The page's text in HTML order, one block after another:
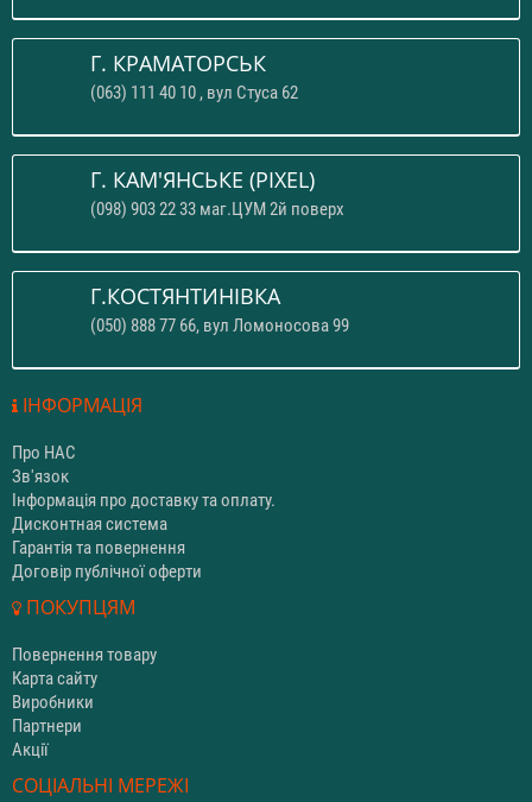
Г. КРАМАТОРСЬК
(063) 111 40 10 , вул Стуса 62
Г. КАМ'ЯНСЬКЕ (PIXEL)
(098) 903 22 33 маг.ЦУМ 2й поверх
Г.КОСТЯНТИНІВКА
(050) 888 77 66, вул Ломоносова 99
ІНФОРМАЦІЯ
Про НАС
Зв'язок
Інформація про доставку та оплату.
Дисконтная система
Гарантія та повернення
Договір публічної оферти
ПОКУПЦЯМ
Повернення товару
Карта сайту
Виробники
Партнери
Акції
СОЦІАЛЬНІ МЕРЕЖІ